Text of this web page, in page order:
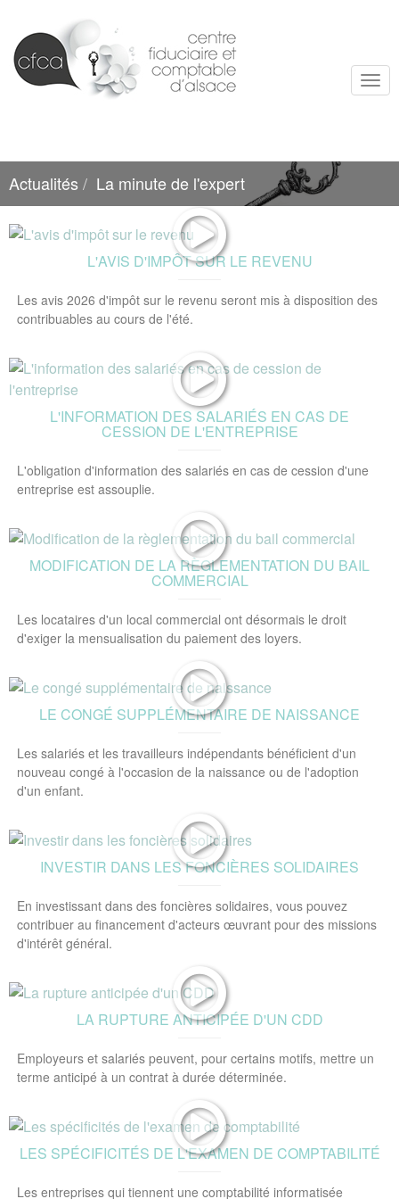
Actualités La minute de l'expert
L'AVIS D'IMPÔT SUR LE REVENU
Les avis 2026 d'impôt sur le revenu seront mis à disposition des
contribuables au cours de l'été.
L'INFORMATION DES SALARIÉS EN CAS DE
CESSION DE L'ENTREPRISE
L'obligation d'information des salariés en cas de cession d'une
entreprise est assouplie.
MODIFICATION DE LA RÈGLEMENTATION DU BAIL
COMMERCIAL
Les locataires d'un local commercial ont désormais le droit
d'exiger la mensualisation du paiement des loyers.
LE CONGÉ SUPPLÉMENTAIRE DE NAISSANCE
Les salariés et les travailleurs indépendants bénéficient d'un
nouveau congé à l'occasion de la naissance ou de l'adoption
d'un enfant.
INVESTIR DANS LES FONCIÈRES SOLIDAIRES
En investissant dans des foncières solidaires, vous pouvez
contribuer au financement d'acteurs œuvrant pour des missions
d'intérêt général.
LA RUPTURE ANTICIPÉE D'UN CDD
Employeurs et salariés peuvent, pour certains motifs, mettre un
terme anticipé à un contrat à durée déterminée.
LES SPÉCIFICITÉS DE L'EXAMEN DE COMPTABILITÉ
Les entreprises qui tiennent une comptabilité informatisée